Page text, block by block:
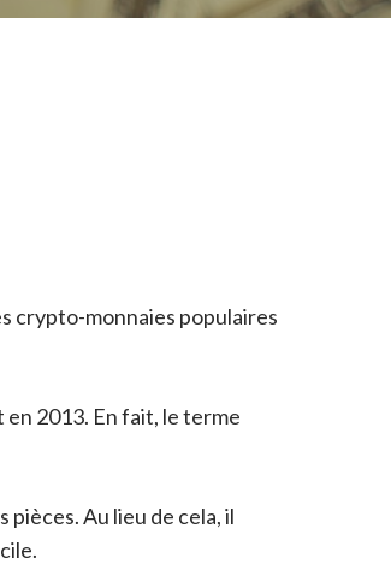
crypto-monnaies populaires
2013. En fait, le terme
Au lieu de cela, il